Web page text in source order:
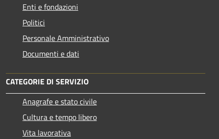
Enti e fondazioni
Politici
Personale Amministrativo
Documenti e dati
CATEGORIE DI SERVIZIO
Anagrafe e stato civile
Cultura e tempo libero
Vita lavorativa